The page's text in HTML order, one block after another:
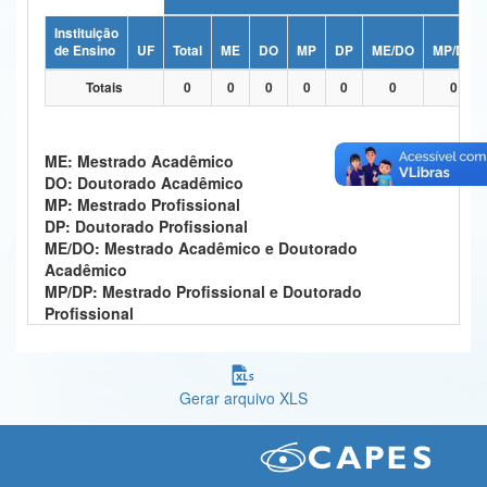
Ministério da Ciência, Tecnologia, Inovações e Comunicações
Ministério do Meio Ambiente
Ministério do Desenvolvimento Regional
Controladoria-Geral da União
Ministério da Mulher, da Família e dos Direitos Humanos
Secretaria-Geral
Instituição
de Ensino
UF Total ME DO MP DP ME/DO
MP/DP
Totais
0 0 0 0 0 0 0
ME: Mestrado Acadêmico
DO: Doutorado Acadêmico
MP: Mestrado Profissional
DP: Doutorado Profissional
ME/DO: Mestrado Acadêmico e Doutorado
Acadêmico
MP/DP: Mestrado Profissional e Doutorado
Profissional
Gerar arquivo XLS